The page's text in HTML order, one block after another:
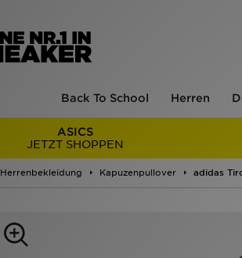
Back To School Herren
ASICS
JETZT SHOPPEN
Herrenbekleidung Kapuzenpullover adidas